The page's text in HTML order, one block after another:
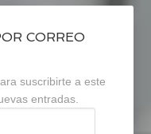
CORREO
suscribirte a este
entradas.